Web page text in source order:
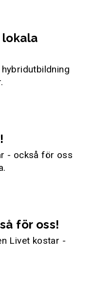
- också för oss
för oss!
Livet kostar -